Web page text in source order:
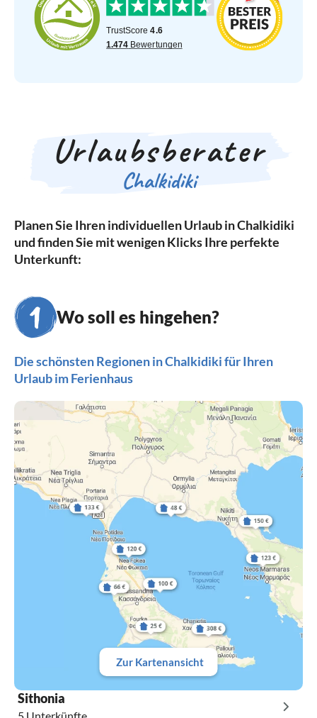
Urlaubsberater
Chalkidiki
Planen Sie Ihren individuellen Urlaub in Chalkidiki
und finden Sie mit wenigen Klicks Ihre perfekte
Unterkunft:
Wo soll es hingehen?
Die schönsten Regionen in Chalkidiki für Ihren
Urlaub im Ferienhaus
Zur Kartenansicht
Sithonia